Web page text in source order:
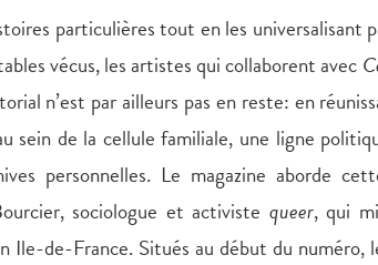
particulières tout en les universalisant
vécus, les artistes qui collaborent avec
n’est par ailleurs pas en reste: en
sein de la cellule familiale, une ligne
personnelles. Le magazine aborde
sociologue et activiste queer, qui
Ile-de-France. Situés au début du